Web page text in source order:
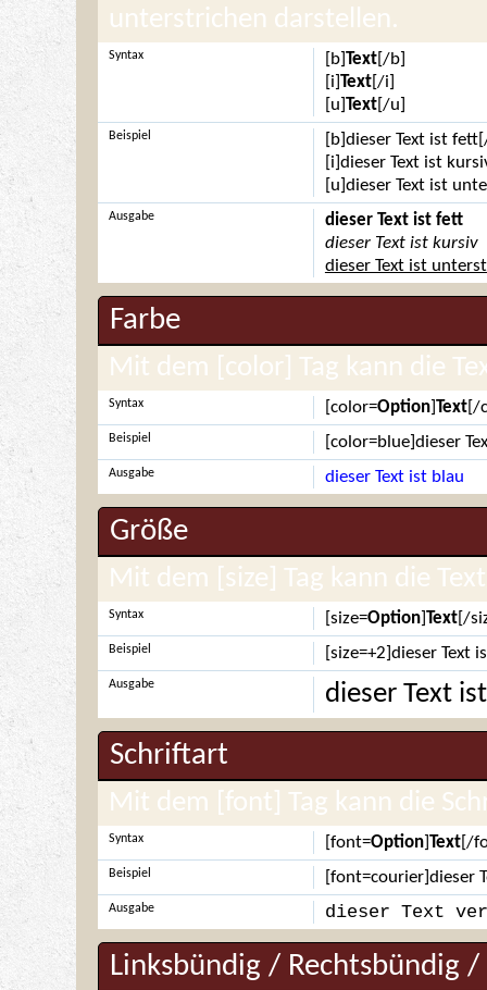
unterstrichen darstellen.
[b]Text[/b]
[i]Text[/i]
[u]Text[/u]
Syntax
[b]dieser Text ist
[i]dieser Text ist
[u]dieser Text ist
Beispiel
dieser Text ist fett
dieser Text ist kursiv
dieser Text ist
Ausgabe
Farbe
Mit dem [color] Tag kann die
[color=Option]Text[/
Syntax
[color=blue]dieser
Beispiel
dieser Text ist blau
Ausgabe
Größe
Mit dem [size] Tag kann die
[size=Option]Text[/
Syntax
[size=+2]dieser Text
Beispiel
dieser Text
Ausgabe
Schriftart
Mit dem [font] Tag kann die
[font=Option]Text[/
Syntax
[font=courier]dieser
Beispiel
dieser Text
Ausgabe
Linksbündig / Rechtsbündig